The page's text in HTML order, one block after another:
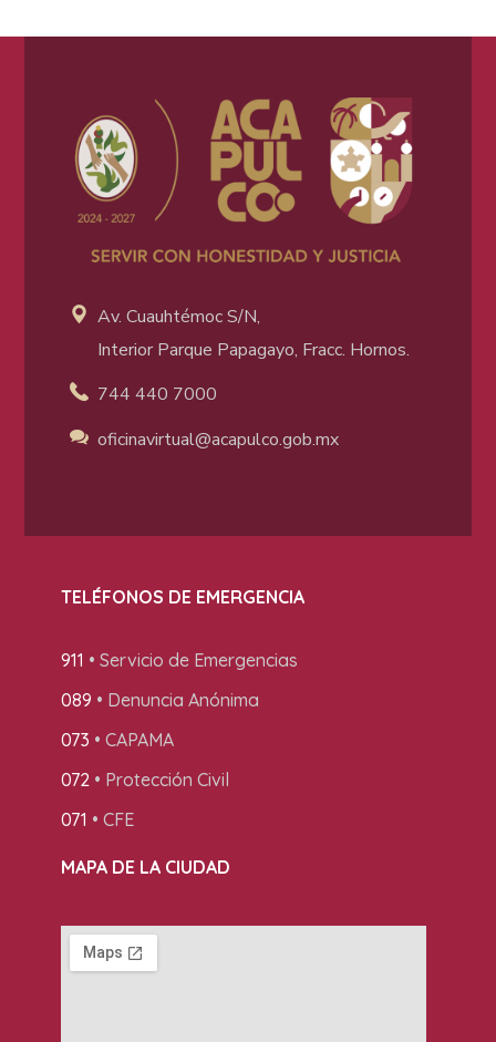
Av. Cuauhtémoc S/N,
Interior Parque Papagayo, Fracc. Hornos.
744 440 7000
oficinavirtual@acapulco.gob.mx
TELÉFONOS DE EMERGENCIA
911 • Servicio de Emergencias
089 • Denuncia Anónima
073 • CAPAMA
072 • Protección Civil
071 • CFE
MAPA DE LA CIUDAD